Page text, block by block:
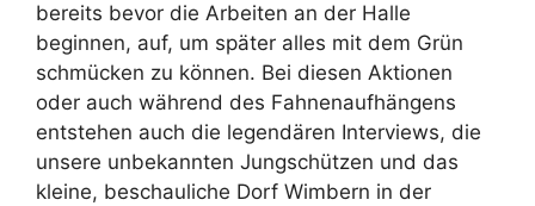
bereits bevor die Arbeiten an der Halle
beginnen, auf, um später alles mit dem Grün
schmücken zu können. Bei diesen Aktionen
oder auch während des Fahnenaufhängens
entstehen auch die legendären Interviews, die
unsere unbekannten Jungschützen und das
kleine, beschauliche Dorf Wimbern in der